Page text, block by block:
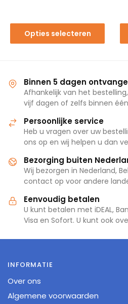
Opties selecteren
Binnen 5 dagen
Afhankelijk van het
vijf dagen of zelfs binnen
Persoonlijke service
Heb u vragen over uw
ons op en wij helpen u dan
Bezorging buiten
Wij bezorgen in Nederland,
contact op voor andere
Eenvoudig betalen
U kunt betalen met iDEAL,
Visa en Sofort. U kunt ook
INFORMATIE
Over ons
Algemene voorwaarden